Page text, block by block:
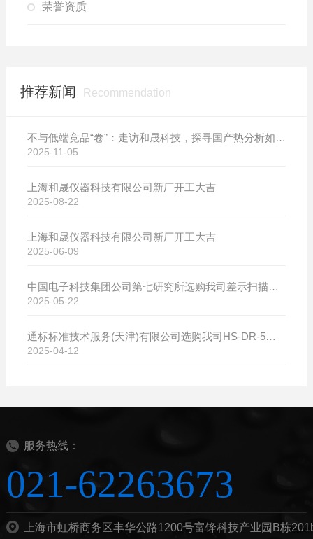
荣誉资质
推荐新闻 Recommendation
不与低端竞品“卷”：走访和晟科技，探寻国产热分析如何行稳致远
2025-11-05
上海和晟仪器科技有限公司新厂开工大吉
2025-08-22
上海和晟仪器科技有限公司新厂开工大吉
2025-06-09
中国电子科技集团公司第七研究所选购我司差示扫描量热仪
2025-05-22
通标标准技术服务(天津)有限公司选购我司HS-DR-5导热系数测试仪
2025-04-12
服务热线：
021-62263673
上海市虹桥商务区丰华公路1200号富锋科技产业园B栋